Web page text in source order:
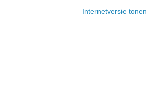
Internetversie tonen